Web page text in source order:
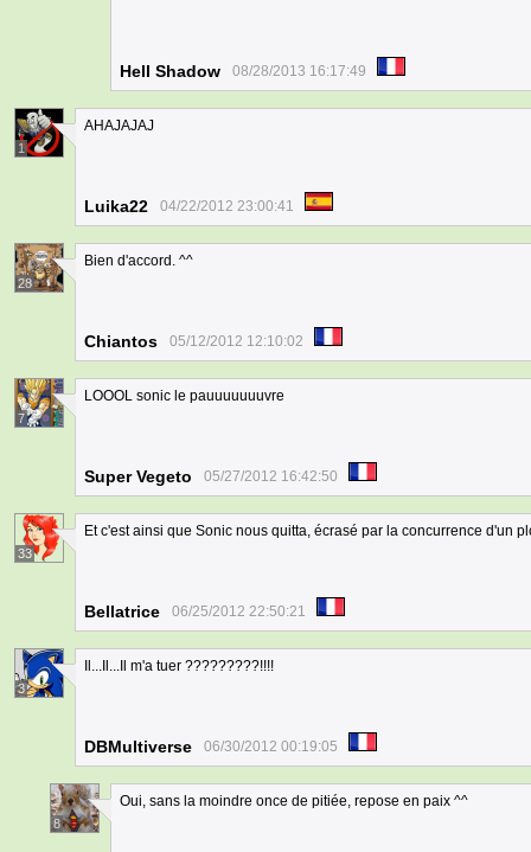
Hell Shadow 08/28/2013 16:17:49
1
AHAJAJAJ
Luika22 04/22/2012 23:00:41
28
Bien d'accord. ^^
Chiantos 05/12/2012 12:10:02
7
LOOOL sonic le pauuuuuuuvre
Super Vegeto 05/27/2012 16:42:50
33
Et c'est ainsi que Sonic nous quitta, écrasé par la concurrence d'un
Bellatrice 06/25/2012 22:50:21
3
Il...Il...Il m'a tuer ?????????!!!!
DBMultiverse 06/30/2012 00:19:05
8
Oui, sans la moindre once de pitiée, repose en paix ^^